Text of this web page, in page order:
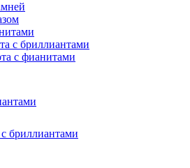
с бриллиантами
с фианитами
бриллиантами